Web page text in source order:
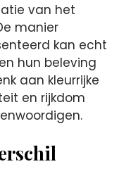
van het
manier
kan echt
hun beleving
aan kleurrijke
en rijkdom